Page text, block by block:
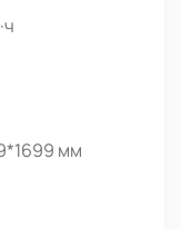
мм